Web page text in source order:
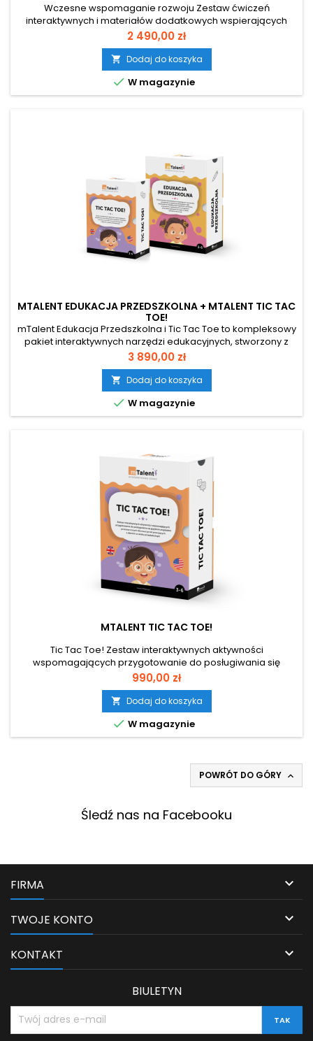
Wczesne wspomaganie rozwoju Zestaw ćwiczeń
interaktywnych i materiałów dodatkowych wspierających
psychoruchowy i społeczny rozwój dziecka od chwili
wykrycia deficytów 0 rozwojowych aż do podjęcia nauki w
szkole Do wykorzystania jako uzupełnienie tradycyjnych
działań podejmowanych w ramach zajęć wczesnego
wspomagania rozwoju dziecka Ponad 1000 ekranów...
Cena
2 490,00 zł
 Dodaj do koszyka
 W magazynie
MTALENT EDUKACJA PRZEDSZKOLNA + MTALENT TIC TAC
TOE!
mTalent Edukacja Przedszkolna i Tic Tac Toe to kompleksowy
pakiet interaktywnych narzędzi edukacyjnych, stworzony z
myślą o wsparciu nauczycieli przedszkolnych w prowadzeniu
atrakcyjnych i wartościowych zajęć dydaktycznych,
zgodnych z podstawą programową wychowania
przedszkolnego. Oba programy, skierowane są do dzieci w
wieku 3-6 lat i pomagają w...
Cena
3 890,00 zł
 Dodaj do koszyka
 W magazynie
MTALENT TIC TAC TOE!
Tic Tac Toe! Zestaw interaktywnych aktywności
wspomagających przygotowanie do posługiwania się
językiem angielskim, przeznaczone dla nauczycieli
pracujących z dziećmi w wieku przedszkolnym Do
wykorzystania podczas zajęć wprowadzających język
angielski na poziomie przedszkola. Ponad 700 ekranów
interaktywnych, baza kart pracy do wydruku, przewodnik...
Cena
990,00 zł
 Dodaj do koszyka
 W magazynie
POWRÓT DO GÓRY 
Śledź nas na Facebooku
FIRMA 
TWOJE KONTO 
KONTAKT 
BIULETYN